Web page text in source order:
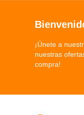
¡Únete a
nuestras
compra!